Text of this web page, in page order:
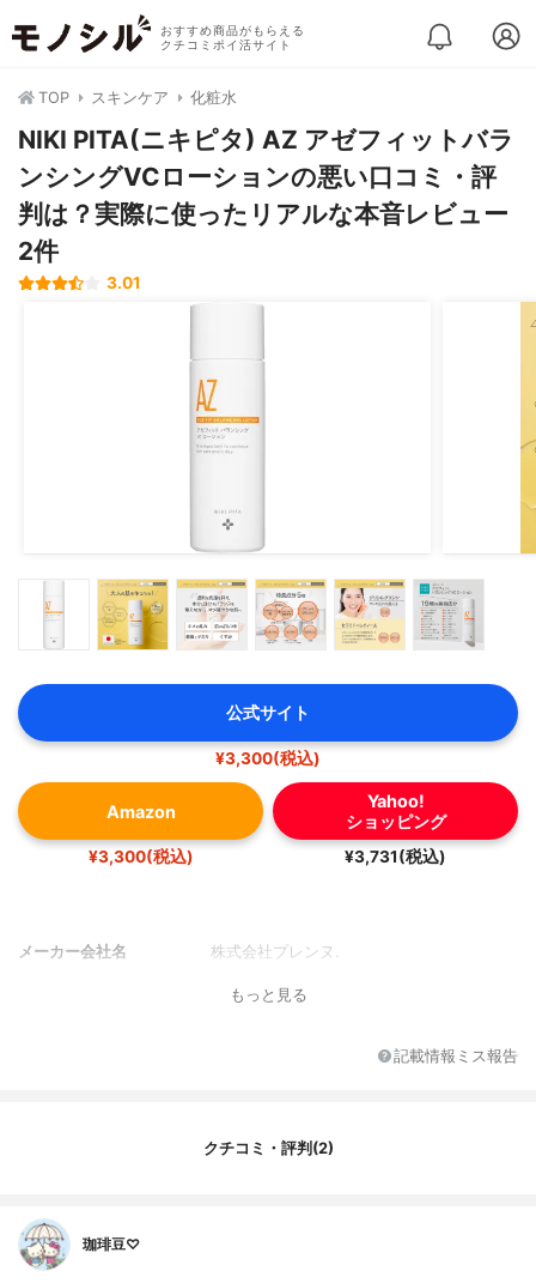
おすすめ商品がもらえる
クチコミポイ活サイト
TOP スキンケア 化粧水
NIKI PITA(ニキピタ) AZ アゼフィットバラ
ンシングVCローションの悪い口コミ・評
判は？実際に使ったリアルな本音レビュー
2件
3.01
公式サイト
¥3,300(税込)
Amazon
¥3,300(税込)
Yahoo!
ショッピング
¥3,731(税込)
メーカー会社名 株式会社プレンヌ.
もっと見る
記載情報ミス報告
クチコミ・評判(2)
珈琲豆♡